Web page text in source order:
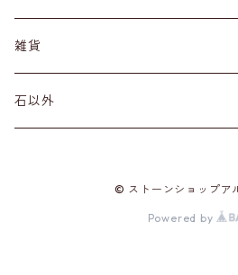
材質
プラチナ
その他アクセサリー
磨き石
ルース
アクアマリン
カーネリアン
カイヤナイト
サ行
サファイア
タ行
２月
３月
雑貨
天然石雑貨
石以外
© ストーンショップア
Powered by